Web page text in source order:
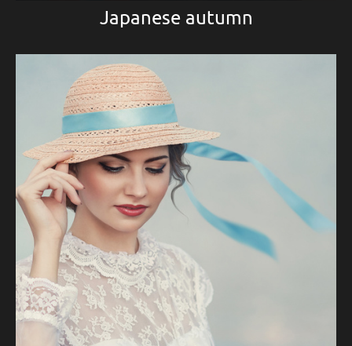
Japanese autumn